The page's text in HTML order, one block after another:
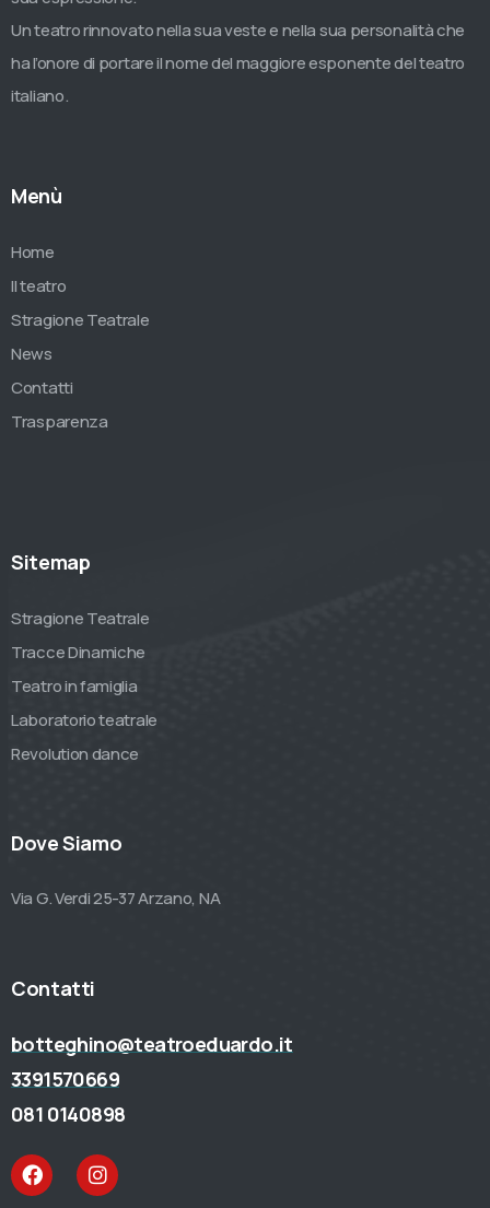
Un teatro rinnovato nella sua veste e nella sua personalità che
ha l’onore di portare il nome del maggiore esponente del teatro
italiano.
Menù
Home
Il teatro
Stragione Teatrale
News
Contatti
Trasparenza
Sitemap
Stragione Teatrale
Tracce Dinamiche
Teatro in famiglia
Laboratorio teatrale
Revolution dance
Dove Siamo
Via G. Verdi 25-37 Arzano, NA
Contatti
botteghino@teatroeduardo.it
3391570669
081 0140898